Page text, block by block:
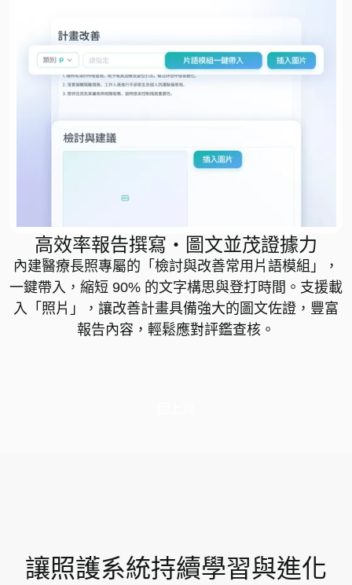
高效率報告撰寫・圖文並茂證據力
內建醫療長照專屬的「檢討與改善常用片語模組」，
一鍵帶入，縮短 90% 的文字構思與登打時間。支援載
入「照片」，讓改善計畫具備強大的圖文佐證，豐富
報告內容，輕鬆應對評鑑查核。
讓照護系統持續學習與進化